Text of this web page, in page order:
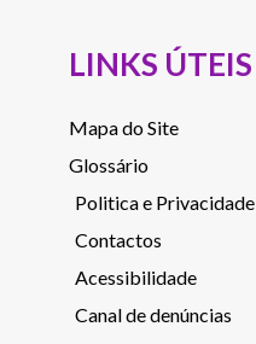
LINKS ÚTEIS
Mapa do Site
Glossário
Politica e Privacidade
Contactos
Acessibilidade
Canal de denúncias